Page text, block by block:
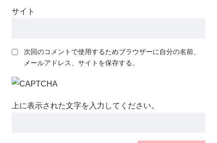
サイト
次回のコメントで使用するためブラウザーに自分の名前、
メールアドレス、サイトを保存する。
上に表示された文字を入力してください。